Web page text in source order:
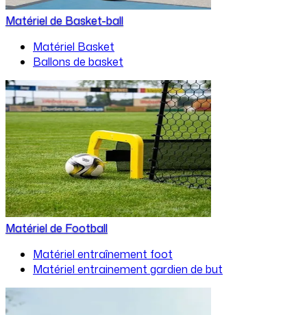
Matériel de Basket-ball
Matériel Basket
Ballons de basket
Matériel de Football
Matériel entraînement foot
Matériel entrainement gardien de but